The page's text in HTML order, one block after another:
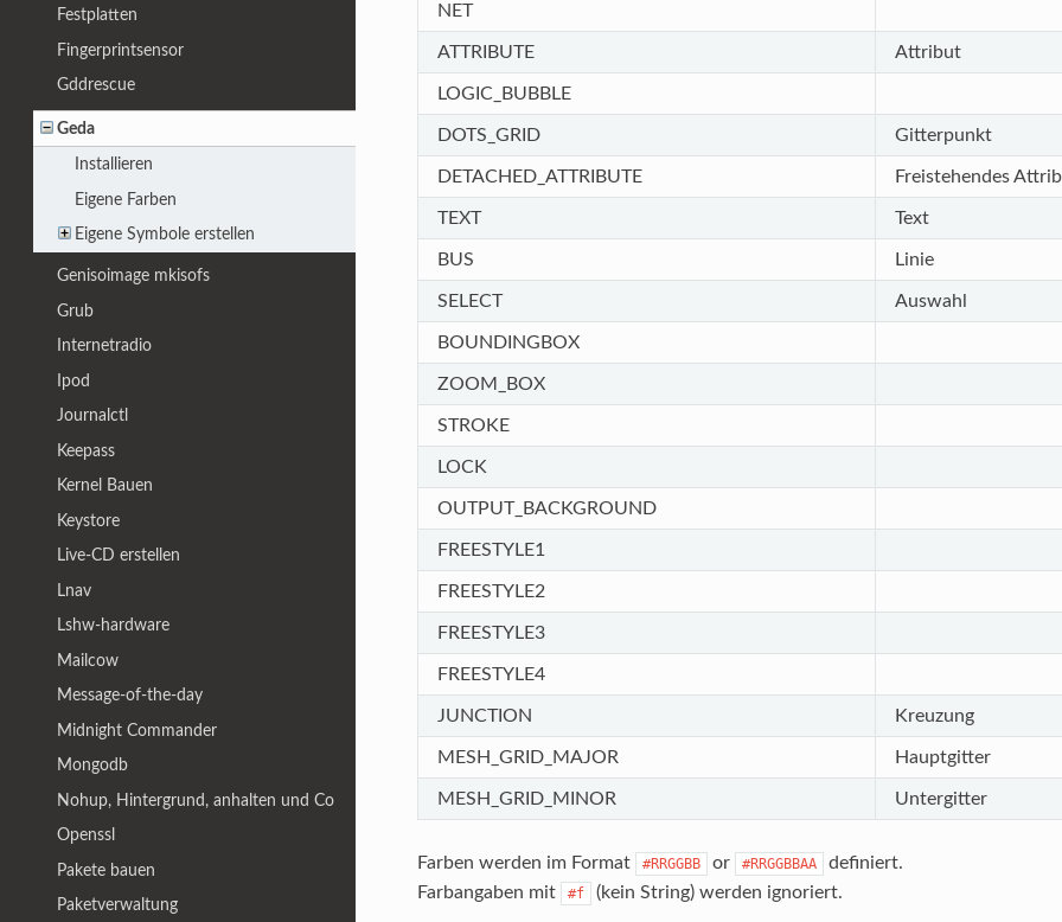
NET
ATTRIBUTE Attribut
LOGIC_BUBBLE
DOTS_GRID Gitterpunkt
DETACHED_ATTRIBUTE Freistehendes
TEXT Text
BUS Linie
SELECT Auswahl
BOUNDINGBOX
ZOOM_BOX
STROKE
LOCK
OUTPUT_BACKGROUND
FREESTYLE1
FREESTYLE2
FREESTYLE3
FREESTYLE4
JUNCTION Kreuzung
MESH_GRID_MAJOR Hauptgitter
MESH_GRID_MINOR Untergitter
Farben werden im Format #RRGGBB or #RRGGBBAA
definiert.
Farbangaben mit
#f (kein String) werden ignoriert.
Festplatten
Fingerprintsensor
Gddrescue
Geda
Installieren
Eigene Farben
Eigene Symbole erstellen
Genisoimage mkisofs
Grub
Internetradio
Ipod
Journalctl
Keepass
Kernel Bauen
Keystore
Live-CD erstellen
Lnav
Lshw-hardware
Mailcow
Message-of-the-day
Midnight Commander
Mongodb
Nohup, Hintergrund, anhalten und Co
Openssl
Pakete bauen
Paketverwaltung